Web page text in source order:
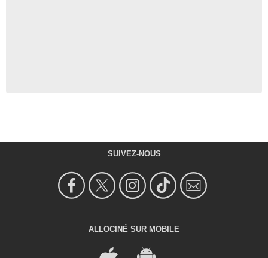
SUIVEZ-NOUS
ALLOCINÉ SUR MOBILE